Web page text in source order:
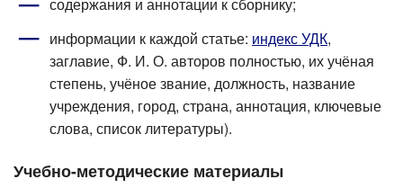
содержания и аннотации к сборнику;
информации к каждой статье: индекс УДК,
заглавие, Ф. И. О. авторов полностью, их учёная
степень, учёное звание, должность, название
учреждения, город, страна, аннотация, ключевые
слова, список литературы).
Учебно-методические материалы